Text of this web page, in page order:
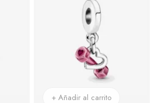
+ Añadir al carrito